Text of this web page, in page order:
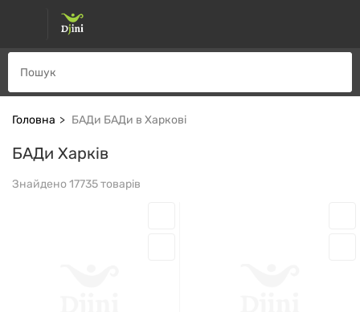
Головна БАДи БАДи в Харкові
БАДи Харків
Знайдено 17735 товарів